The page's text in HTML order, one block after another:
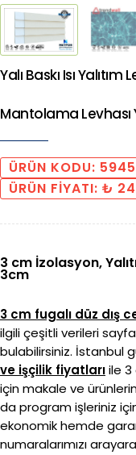
Yalı Baskı Isı
Mantolama Levhası
ÜRÜN KODU: 5945
ÜRÜN FİYATI: ₺
3 cm İzolasyon,
3cm
3 cm fugalı düz dış
ilgili çeşitli verileri
bulabilirsiniz. İstanbul
ve işçilik fiyatlarıile 3
için makale ve
da program işleriniz
ekonomik hemde
numaralarımızı